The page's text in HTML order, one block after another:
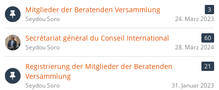
Mitglieder der Beratenden Versammlung
3
Seydou Soro
24. März 2023
Secrétariat général du Conseil International
60
Seydou Soro
28. März 2024
Registrierung der Mitglieder der Beratenden
Versammlung
21
Seydou Soro 31. Januar 2023